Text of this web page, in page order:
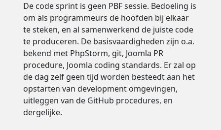
De code sprint is geen PBF sessie. Bedoeling is
om als programmeurs de hoofden bij elkaar
te steken, en al samenwerkend de juiste code
te produceren. De basisvaardigheden zijn o.a.
bekend met PhpStorm, git, Joomla PR
procedure, Joomla coding standards. Er zal op
de dag zelf geen tijd worden besteedt aan het
opstarten van development omgevingen,
uitleggen van de GitHub procedures, en
dergelijke.